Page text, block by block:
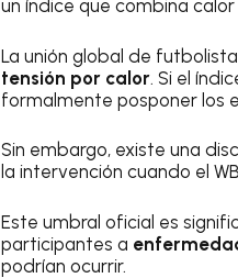
un índice que combina
La unión global de
tensión por calor. Si el
formalmente posponer los
Sin embargo, existe una
la intervención cuando el
Este umbral oficial es
participantes a
podrían ocurrir.